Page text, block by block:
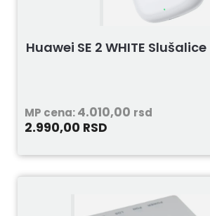
Huawei SE 2 WHITE Slušalice
MP cena:4.010,00 rsd
2.990,00 RSD